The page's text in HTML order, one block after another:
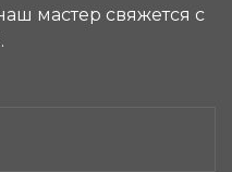
мастер свяжется с